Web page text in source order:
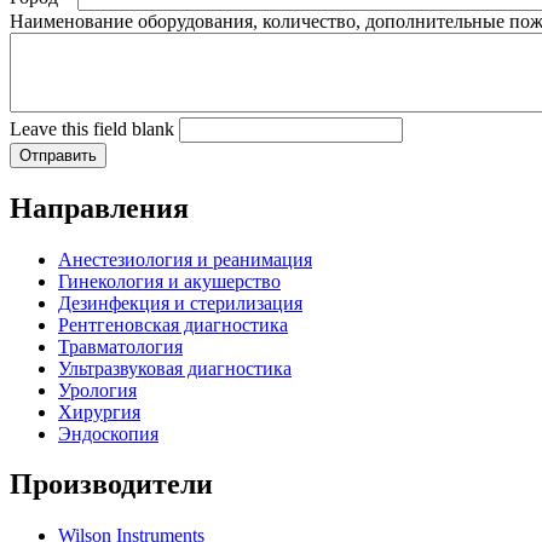
Наименование оборудования, количество, дополнительные
Leave this field blank
Направления
Анестезиология и реанимация
Гинекология и акушерство
Дезинфекция и стерилизация
Рентгеновская диагностика
Травматология
Ультразвуковая диагностика
Урология
Хирургия
Эндоскопия
Производители
Wilson Instruments